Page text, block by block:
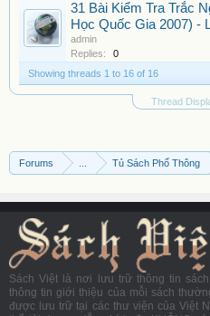
31 Bài Kiểm Tra Trắc
Học Quốc Gia 2007) -
admin
Replies:
0
Showing threads 1 to 16 of 16
Thread
Forums Tủ Sách Phổ Thông
Sách Việt là nơi lưu trữ thông tin
thông tin giới thiệu của mỗi sách
được lưu trữ tại các thư viện của Việt